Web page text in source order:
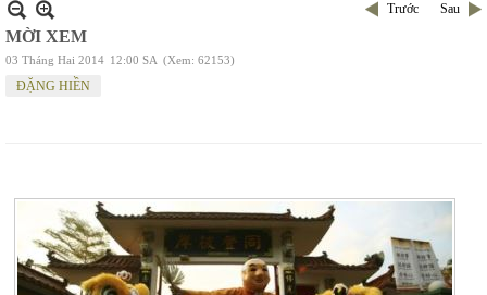
Trước Sau
MỜI XEM
03 Tháng Hai 2014 12:00 SA (Xem: 62153)
ĐẶNG HIỀN